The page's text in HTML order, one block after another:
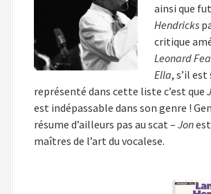
ainsi que
Hendricks
critique
Leonard
Ella, s’il est
représenté dans cette liste c’est que
est indépassable dans son genre !
résume d’ailleurs pas au scat – Jon
maîtres de l’art du vocalese.